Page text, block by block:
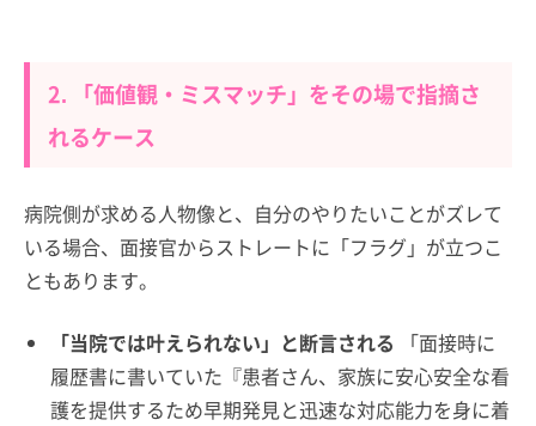
2. 「価値観・ミスマッチ」をその場で指摘さ
れるケース
病院側が求める人物像と、自分のやりたいことがズレて
いる場合、面接官からストレートに「フラグ」が立つこ
ともあります。
「当院では叶えられない」と断言される 「面接時に
履歴書に書いていた『患者さん、家族に安心安全な看
護を提供するため早期発見と迅速な対応能力を身に着